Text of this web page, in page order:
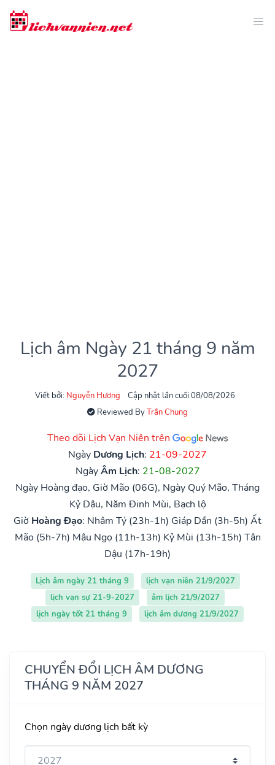
Lịch âm Ngày 21 tháng 9 năm
2027
Viết bởi: Nguyễn Hương
Cập nhật lần cuối 08/08/2026
Reviewed ByTrần Chung
Theo dõi Lịch Vạn Niên trên
Ngày Dương Lịch: 21-09-2027
NgàyÂm Lịch: 21-08-2027
Ngày Hoàng đạo, Giờ Mão (06G), Ngày Quý Mão, Tháng
Kỷ Dậu, Năm Đinh Mùi, Bạch lộ
Giờ Hoàng Đạo: Nhâm Tý (23h-1h) Giáp Dần (3h-5h) Ất
Mão (5h-7h) Mậu Ngọ (11h-13h) Kỷ Mùi (13h-15h) Tân
Dậu (17h-19h)
Lịch âm ngày 21 tháng 9
lịch vạn niên 21/9/2027
lịch vạn sự 21-9-2027
âm lịch 21/9/2027
lịch ngày tốt 21 tháng 9
lịch âm dương 21/9/2027
CHUYỂN ĐỔI LỊCH ÂM DƯƠNG
THÁNG 9 NĂM 2027
Chọn ngày dương lịch bất kỳ